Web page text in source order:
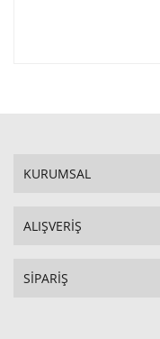
KURUMSAL
ALIŞVERİŞ
SİPARİŞ